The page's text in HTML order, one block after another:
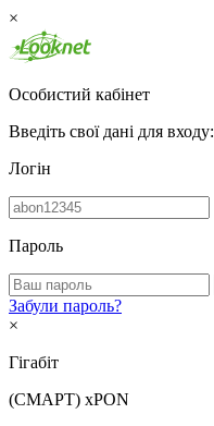
×
Особистий кабінет
Введіть свої дані для входу:
Логін
Пароль
Забули пароль?
×
Гігабіт
(СМАРТ) xPON